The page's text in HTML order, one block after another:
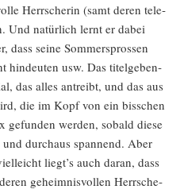
Herr­sche­rin (samt deren tele­
Und natür­lich lernt er dabei
dass sei­ne Som­mer­spros­sen
hin­deu­ten usw. Das titel­ge­ben­
das alles antreibt, und das aus
die im Kopf von ein biss­chen
gefun­den wer­den, sobald die­se
durch­aus span­nend. Aber
liegt’s auch dar­an, dass
geheim­nis­vol­len Herr­sche­